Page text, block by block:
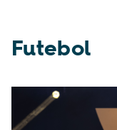
Futebol